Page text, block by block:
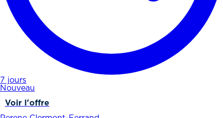
7 jours
Nouveau
Voir l'offre